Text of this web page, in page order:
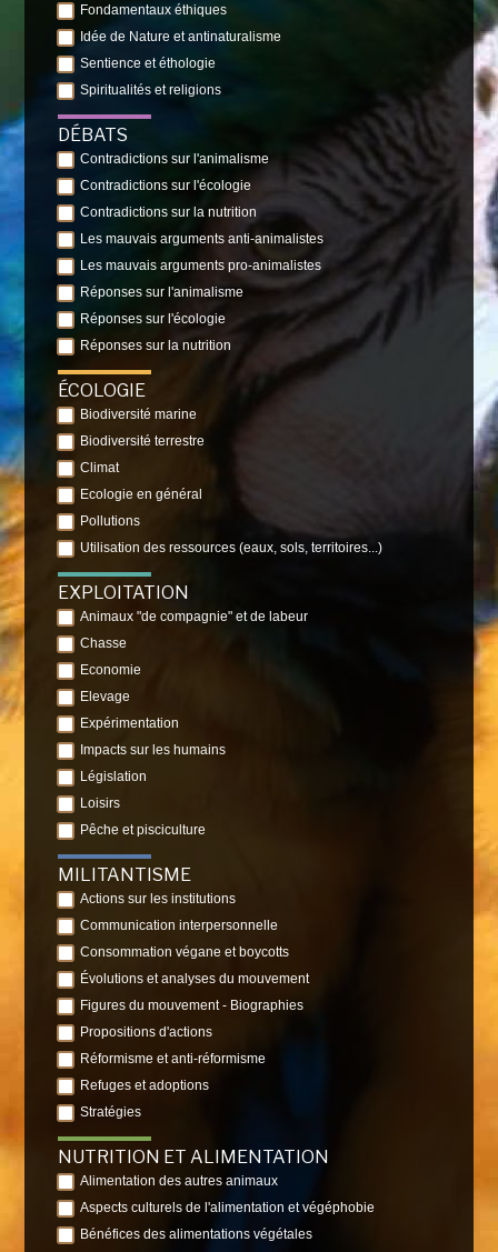
Fondamentaux éthiques
Idée de Nature et antinaturalisme
Sentience et éthologie
Spiritualités et religions
DÉBATS
Contradictions sur l'animalisme
Contradictions sur l'écologie
Contradictions sur la nutrition
Les mauvais arguments anti-animalistes
Les mauvais arguments pro-animalistes
Réponses sur l'animalisme
Réponses sur l'écologie
Réponses sur la nutrition
ÉCOLOGIE
Biodiversité marine
Biodiversité terrestre
Climat
Ecologie en général
Pollutions
Utilisation des ressources (eaux, sols, territoires...)
EXPLOITATION
Animaux "de compagnie" et de labeur
Chasse
Economie
Elevage
Expérimentation
Impacts sur les humains
Législation
Loisirs
Pêche et pisciculture
MILITANTISME
Actions sur les institutions
Communication interpersonnelle
Consommation végane et boycotts
Évolutions et analyses du mouvement
Figures du mouvement - Biographies
Propositions d'actions
Réformisme et anti-réformisme
Refuges et adoptions
Stratégies
NUTRITION ET ALIMENTATION
Alimentation des autres animaux
Aspects culturels de l'alimentation et végéphobie
Bénéfices des alimentations végétales